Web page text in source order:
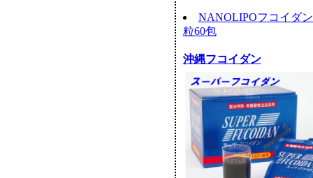
NANOLIPOフコイダ
粒60包
沖縄フコイダン